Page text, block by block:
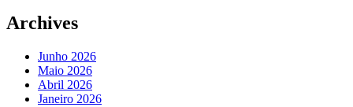
Archives
Junho 2026
Maio 2026
Abril 2026
Janeiro 2026